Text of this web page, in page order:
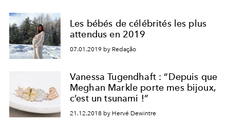
Les bébés de célébrités les plus
attendus en 2019
07.01.2019 by Redação
Vanessa Tugendhaft : “Depuis que
Meghan Markle porte mes bijoux,
c’est un tsunami !”
21.12.2018 by Hervé Dewintre